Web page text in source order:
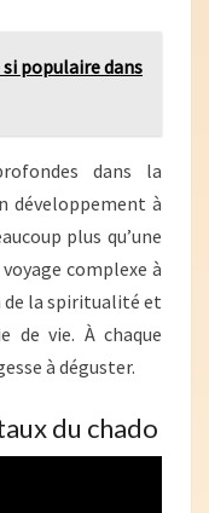
populaire dans
dans la
développement à
plus qu’une
complexe à
de la spiritualité et
de vie. À chaque
à déguster.
du chado